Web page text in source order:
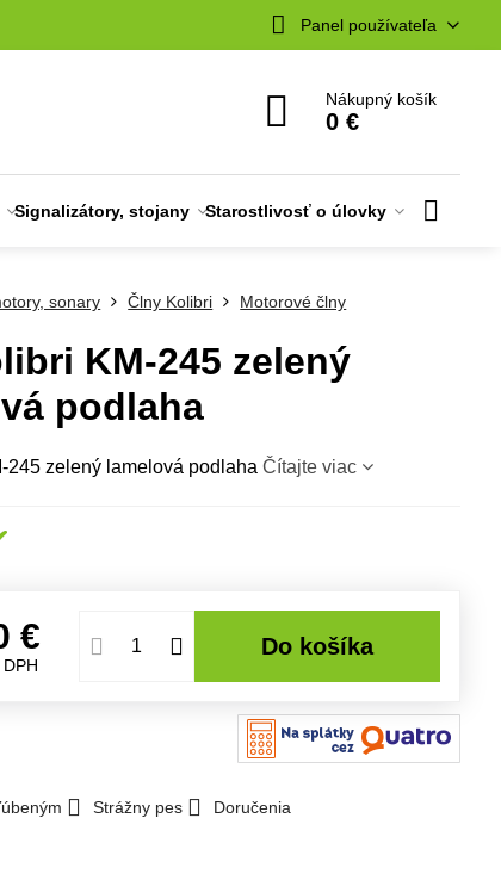
Panel používateľa
Nákupný košík
0 €
Signalizátory, stojany Starostlivosť o úlovky
sonary Člny Kolibri Motorové člny
KM-245 zelený
podlaha
245 zelený lamelová podlahaČítajte viac
€ Do košíka
Strážny pes Doručenia